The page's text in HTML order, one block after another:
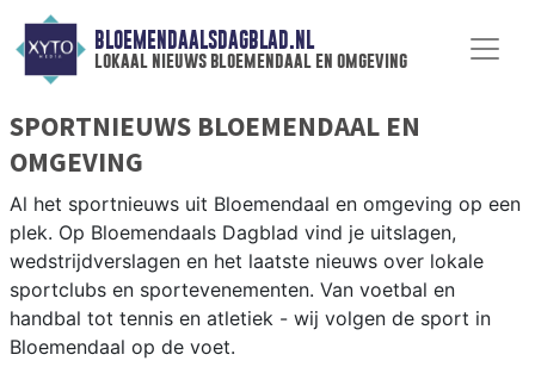
BLOEMENDAALSDAGBLAD.NL
lokaal nieuws bloemendaal en omgeving
SPORTNIEUWS BLOEMENDAAL EN
OMGEVING
Al het sportnieuws uit Bloemendaal en omgeving op een
plek. Op Bloemendaals Dagblad vind je uitslagen,
wedstrijdverslagen en het laatste nieuws over lokale
sportclubs en sportevenementen. Van voetbal en
handbal tot tennis en atletiek - wij volgen de sport in
Bloemendaal op de voet.